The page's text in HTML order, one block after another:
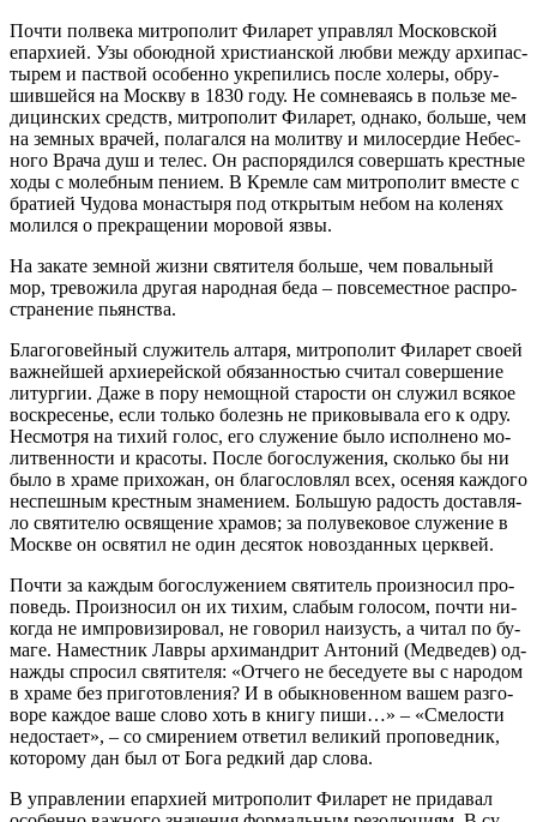
По­чти пол­ве­ка мит­ро­по­лит Фила­рет управ­лял Мос­ков­ской
епар­хи­ей. Узы обо­юд­ной хри­сти­ан­ской люб­ви меж­ду ар­хи­пас­
ты­рем и паст­вой осо­бен­но укре­пи­лись по­сле хо­ле­ры, об­ру­
шив­шей­ся на Моск­ву в 1830 го­ду. Не со­мне­ва­ясь в поль­зе ме­
ди­цин­ских средств, мит­ро­по­лит Фила­рет, од­на­ко, боль­ше, чем
на зем­ных вра­чей, по­ла­гал­ся на мо­лит­ву и ми­ло­сер­дие Небес­
но­го Вра­ча душ и те­лес. Он рас­по­ря­дил­ся со­вер­шать крест­ные
хо­ды с мо­леб­ным пе­ни­ем. В Крем­ле сам мит­ро­по­лит вме­сте с
бра­ти­ей Чу­до­ва мо­на­сты­ря под от­кры­тым небом на ко­ле­нях
мо­лил­ся о пре­кра­ще­нии мо­ро­вой яз­вы.
На за­ка­те зем­ной жиз­ни свя­ти­те­ля боль­ше, чем по­валь­ный
мор, тре­во­жи­ла дру­гая на­род­ная бе­да – по­все­мест­ное рас­про­
стра­не­ние пьян­ства.
Бла­го­го­вей­ный слу­жи­тель ал­та­ря, мит­ро­по­лит Фила­рет сво­ей
важ­ней­шей ар­хи­ерей­ской обя­зан­но­стью счи­тал со­вер­ше­ние
ли­тур­гии. Да­же в по­ру немощ­ной ста­ро­сти он слу­жил вся­кое
вос­кре­се­нье, ес­ли толь­ко бо­лезнь не при­ко­вы­ва­ла его к од­ру.
Несмот­ря на ти­хий го­лос, его слу­же­ние бы­ло ис­пол­не­но мо­
лит­вен­но­сти и кра­со­ты. По­сле бо­го­слу­же­ния, сколь­ко бы ни
бы­ло в хра­ме при­хо­жан, он бла­го­слов­лял всех, осе­няя каж­до­го
неспеш­ным крест­ным зна­ме­ни­ем. Боль­шую ра­дость до­став­ля­
ло свя­ти­те­лю освя­ще­ние хра­мов; за по­лу­ве­ко­вое слу­же­ние в
Москве он освя­тил не один де­ся­ток но­воз­дан­ных церк­вей.
По­чти за каж­дым бо­го­слу­же­ни­ем свя­ти­тель про­из­но­сил про­
по­ведь. Про­из­но­сил он их ти­хим, сла­бым го­ло­сом, по­чти ни­
ко­гда не им­про­ви­зи­ро­вал, не го­во­рил на­изусть, а чи­тал по бу­
ма­ге. На­мест­ник Лав­ры ар­хи­манд­рит Ан­то­ний (Мед­ве­дев) од­
на­жды спро­сил свя­ти­те­ля: «От­че­го не бе­се­ду­е­те вы с на­ро­дом
в хра­ме без при­го­тов­ле­ния? И в обык­но­вен­ном ва­шем раз­го­
во­ре каж­дое ва­ше сло­во хоть в кни­гу пи­ши…» – «Сме­ло­сти
недо­ста­ет», – со сми­ре­ни­ем от­ве­тил ве­ли­кий про­по­вед­ник,
ко­то­ро­му дан был от Бо­га ред­кий дар сло­ва.
В управ­ле­нии епар­хи­ей мит­ро­по­лит Фила­рет не при­да­вал